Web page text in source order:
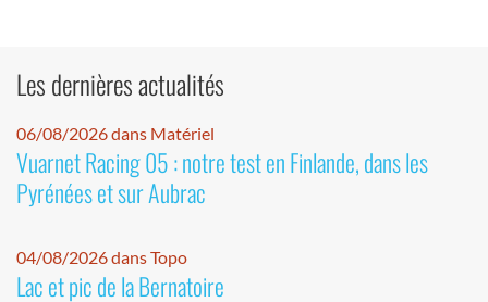
Les dernières actualités
06/08/2026 dans Matériel
Vuarnet Racing 05 : notre test en Finlande, dans les
Pyrénées et sur Aubrac
04/08/2026 dans Topo
Lac et pic de la Bernatoire